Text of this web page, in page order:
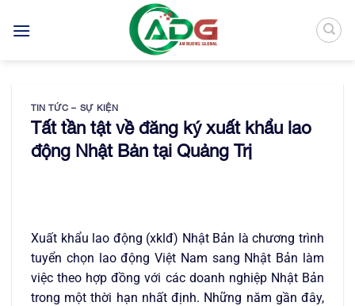
qua
TIN TỨC – SỰ KIỆN
Tất tần tật về đăng ký xuất khẩu lao
động Nhật Bản tại Quảng Trị
Xuất khẩu lao động (xklđ) Nhật Bản là chương trình
tuyển chọn lao động Việt Nam sang Nhật Bản làm
việc theo hợp đồng với các doanh nghiệp Nhật Bản
trong một thời hạn nhất định. Những năm gần đây,